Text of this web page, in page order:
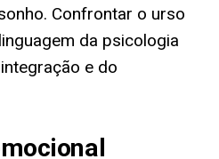
Confrontar o urso
da psicologia
e do